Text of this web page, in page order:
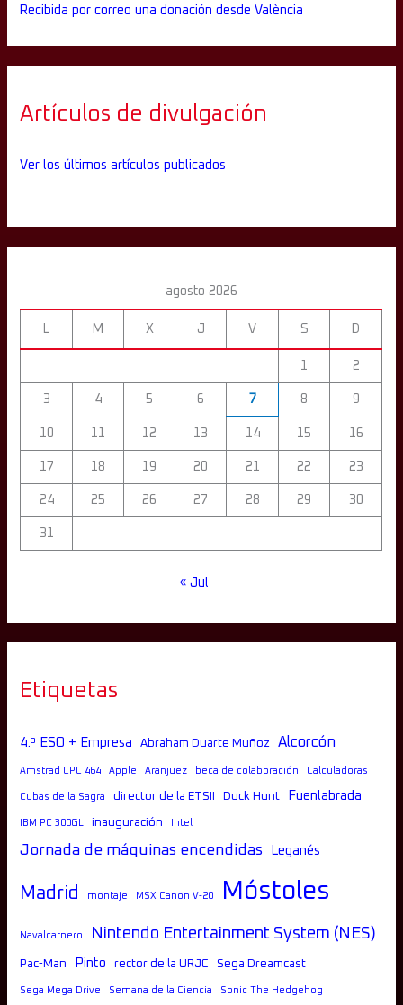
Recibida por correo una donación desde València
Artículos de divulgación
Ver los últimos artículos publicados
agosto 2026
M X J V S D
1 2
3 4 5 6 7 8 9
10 11 12 13 14 15 16
17 18 19 20 21 22 23
24 25 26 27 28 29 30
31
« Jul
Etiquetas
4.º ESO + Empresa Abraham Duarte Muñoz Alcorcón
Amstrad CPC 464 Apple Aranjuez beca de colaboración Calculadoras
Cubas de la Sagra director de la ETSII Duck Hunt Fuenlabrada
IBM PC 300GL inauguración Intel
Jornada de máquinas encendidas Leganés
Madrid montaje MSX Canon V-20 Móstoles
Navalcarnero Nintendo Entertainment System (NES)
Pac-Man Pinto rector de la URJC Sega Dreamcast
Sega Mega Drive Semana de la Ciencia Sonic The Hedgehog